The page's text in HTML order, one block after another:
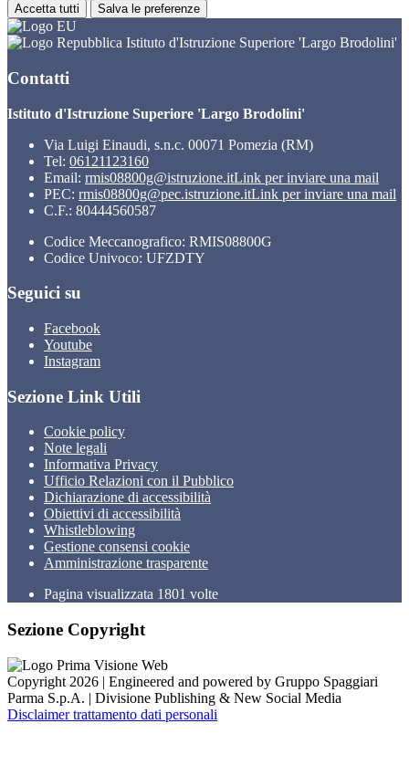
Accetta tutti Salva le preferenze
Istituto d'Istruzione Superiore 'Largo Brodolini'
Contatti
Istituto d'Istruzione Superiore 'Largo Brodolini'
Via Luigi Einaudi, s.n.c. 00071 Pomezia (RM)
Tel: 06121123160
Email: rmis08800g@istruzione.itLink per inviare una mail
PEC: rmis08800g@pec.istruzione.itLink per inviare una mail
C.F.: 80444560587
Codice Meccanografico: RMIS08800G
Codice Univoco: UFZDTY
Seguici su
Facebook
Youtube
Instagram
Sezione Link Utili
Cookie policy
Note legali
Informativa Privacy
Ufficio Relazioni con il Pubblico
Dichiarazione di accessibilità
Obiettivi di accessibilità
Whistleblowing
Gestione consensi cookie
Amministrazione trasparente
Pagina visualizzata 1801 volte
Sezione Copyright
Copyright 2026 | Engineered and powered by Gruppo Spaggiari
Parma S.p.A. | Divisione Publishing & New Social Media
Disclaimer trattamento dati personali